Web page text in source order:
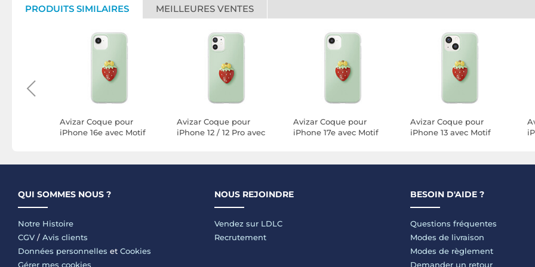
PRODUITS SIMILAIRES MEILLEURES VENTES
Avizar Coque pour
iPhone 16e avec Motif
Avizar Coque pour
iPhone 12 / 12 Pro avec
Avizar Coque pour
iPhone 17e avec Motif
Avizar Coque pour
iPhone 13 avec Motif
QUI SOMMES NOUS ?
Notre Histoire
CGV / Avis clients
Données personnelles et Cookies
Gérer mes cookies
NOUS REJOINDRE
Vendez sur LDLC
Recrutement
BESOIN D'AIDE ?
Questions fréquentes
Modes de livraison
Modes de règlement
Demander un retour